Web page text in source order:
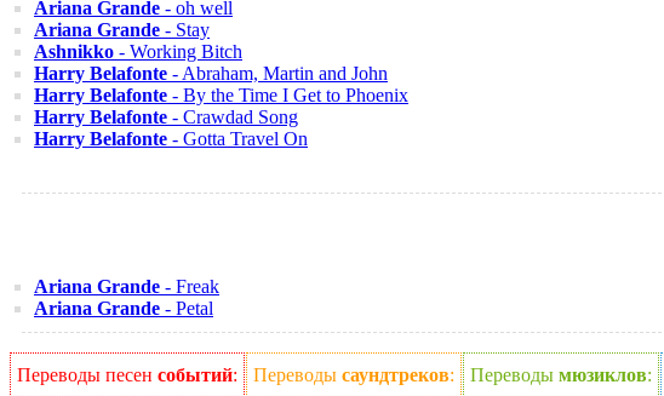
Ariana Grande - oh well
Ariana Grande - Stay
Ashnikko - Working Bitch
Harry Belafonte - Abraham, Martin and John
Harry Belafonte - By the Time I Get to Phoenix
Harry Belafonte - Crawdad Song
Harry Belafonte - Gotta Travel On
Ariana Grande - Freak
Ariana Grande - Petal
Переводы песен событий: Переводы саундтреков: Переводы мюзиклов: